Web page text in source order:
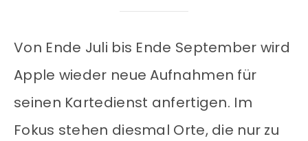
Von Ende Juli bis Ende September wird
Apple wieder neue Aufnahmen für
seinen Kartedienst anfertigen. Im
Fokus stehen diesmal Orte, die nur zu